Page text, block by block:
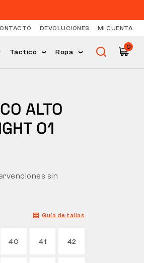
DEVOLUCIONES MI CUENTA
Táctico Ropa
0
ALTO
O1
Guía de tallas
40 41 42
sin